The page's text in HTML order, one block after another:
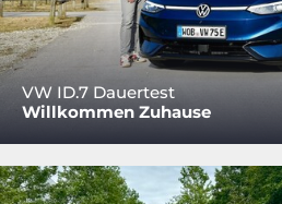
VW ID.7 Dauertest
Willkommen Zuhause